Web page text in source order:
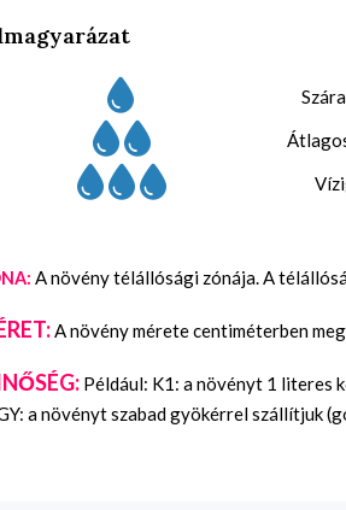
A növény télállósági zónája. A
A növény mérete centiméterben
Például: K1: a növényt 1 literes
a növényt szabad gyökérrel szállítjuk